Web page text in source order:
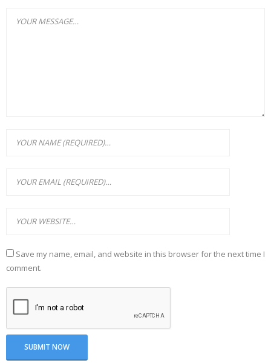
Save my name, email, and website in this browser for the next time I
comment.